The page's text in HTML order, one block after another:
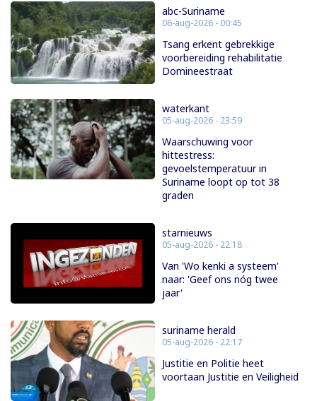
abc-Suriname
06-aug-2026 - 00:45
Tsang erkent gebrekkige
voorbereiding rehabilitatie
Domineestraat
waterkant
05-aug-2026 - 23:59
Waarschuwing voor
hittestress:
gevoelstemperatuur in
Suriname loopt op tot 38
graden
starnieuws
05-aug-2026 - 22:18
Van 'Wo kenki a systeem'
naar: 'Geef ons nóg twee
jaar'
suriname herald
05-aug-2026 - 22:17
Justitie en Politie heet
voortaan Justitie en Veiligheid